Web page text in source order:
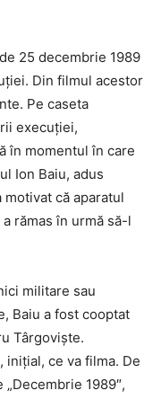
25 decembrie 1989
Din filmul acestor
Pe caseta
execuţiei,
în momentul în care
Ion Baiu, adus
că aparatul
rămas în urmă să-l
militare sau
Baiu a fost cooptat
Târgovişte.
iniţial, ce va filma. De
1989″,